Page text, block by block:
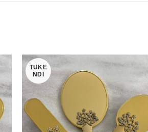
TÜKE
NDI